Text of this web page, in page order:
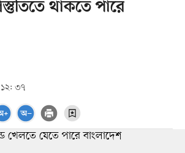
থাকতে পারে
৩৭